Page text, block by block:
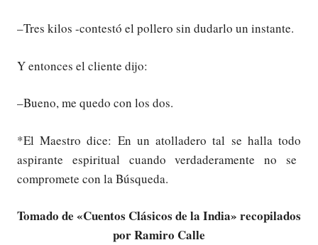
–Tres kilos -contestó el pollero sin dudarlo un instante.
Y entonces el cliente dijo:
–Bueno, me quedo con los dos.
*El Maestro dice: En un atolladero tal se halla todo
aspirante espiritual cuando verdaderamente no se
compromete con la Búsqueda.
Tomado de «Cuentos Clásicos de la India» recopilados
por Ramiro Calle